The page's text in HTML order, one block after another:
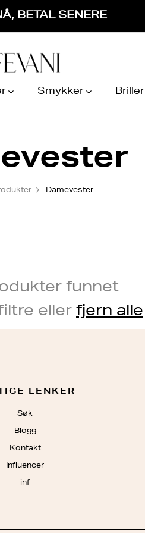
BETAL SENERE
Smykker Briller
Damevester
funnet
eller fjern alle
LENKER
Søk
Blogg
Kontakt
Influencer
inf